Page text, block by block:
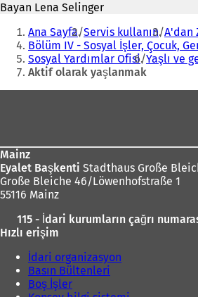
Bayan Lena Selinger
Buradasınız:
Ana Sayfa Servis kullanın A'dan
Bölüm IV - Sosyal İşler, Çocuk,
Sosyal Yardımlar Ofisi Yaşlı ve
Aktif olarak yaşlanmak
Mainz
Eyalet Başkenti Stadthaus Große
Große Bleiche 46/Löwenhofstraße 1
55116 Mainz
115 - İdari kurumların çağrı
Hızlı erişim
İdari organizasyon
Basın Bültenleri
Boş İşler